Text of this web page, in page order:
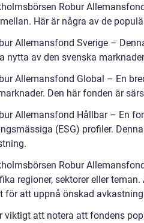
Robur
Här är några av de
Allemansfond Sverige –
nytta av den svenska
Allemansfond Global – En
Den här fonden är
Allemansfond Hållbar – En
(ESG) profiler.
Robur
regioner, sektorer eller
för att uppnå önskad
viktigt att notera att fondens